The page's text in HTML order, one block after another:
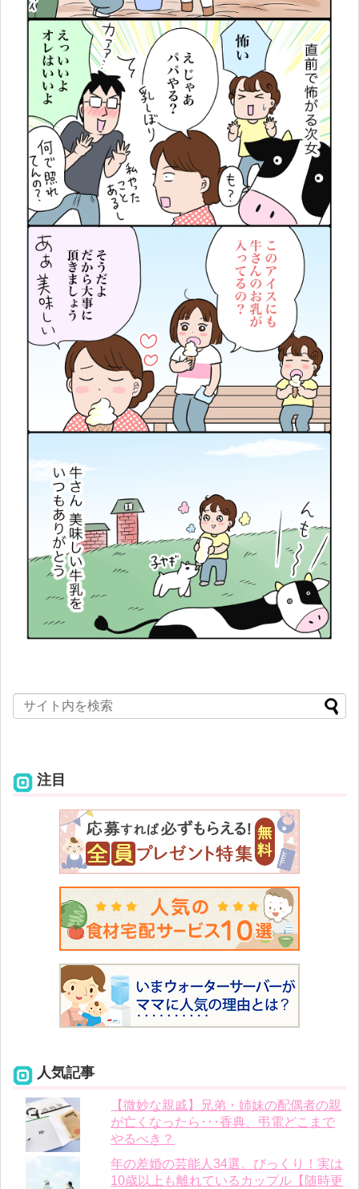
注目
人気記事
【微妙な親戚】兄弟・姉妹の配偶者の親
が亡くなったら･･･香典、弔電どこまで
やるべき？
年の差婚の芸能人34選。びっくり！実は
10歳以上も離れているカップル【随時更